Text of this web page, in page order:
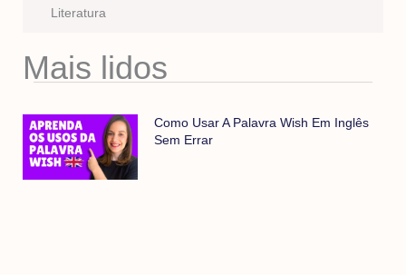
Literatura
Mais lidos
Como Usar A Palavra Wish Em Inglês
Sem Errar